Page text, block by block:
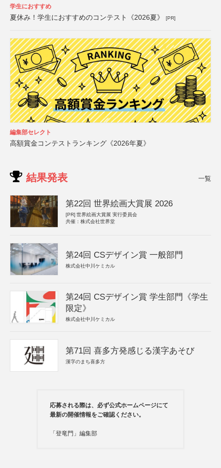
学生におすすめ
夏休み！学生におすすめのコンテスト《2026夏》 [PR]
編集部セレクト
高額賞金コンテストランキング《2026年夏》
結果発表 一覧
第22回 世界絵画大賞展 2026
[PR] 世界絵画大賞展 実行委員会
共催：株式会社世界堂
第24回 CSデザイン賞 一般部門
株式会社中川ケミカル
第24回 CSデザイン賞 学生部門《学生
限定》
株式会社中川ケミカル
第71回 喜多方発感じる漢字あそび
漢字のまち喜多方
応募される際は、必ず公式ホームページにて
最新の開催情報をご確認ください。
「登竜門」編集部